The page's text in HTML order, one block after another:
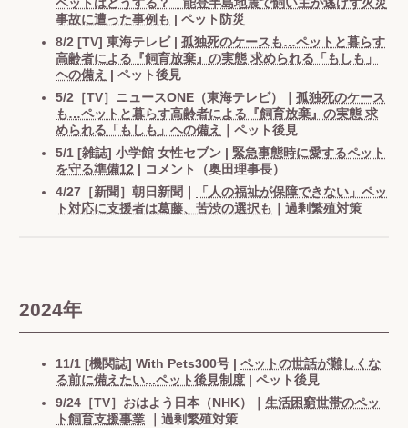
ペットはどうする？ 能登半島地震で飼い主が逃げず火災
事故に遭った事例も | ペット防災
8/2 [TV] 東海テレビ | 孤独死のケースも…ペットと暮らす
高齢者による『飼育放棄』の実態 求められる「もしも」
ヘの備え | ペット後見
5/2［TV］ニュースONE（東海テレビ）｜ 孤独死のケース
も…ペットと暮らす高齢者による『飼育放棄』の実態 求
められる「もしも」ヘの備え
｜ペット後見
5/1 [雑誌] 小学館 女性セブン | 緊急事態時に愛するペット
を守る準備12 | コメント（奥田理事長）
4/27［新聞］朝日新聞｜
「人の福祉が保障できない」ペッ
ト対応に支援者は葛藤、苦渋の選択も ｜過剰繁殖対策
2024年
11/1 [機関誌] With Pets300号 | ペットの世話が難しくな
る前に備えたい...ペット後見制度 | ペット後見
9/24［TV］おはよう日本（NHK）｜ 生活困窮世帯のペッ
ト飼育支援事業 ｜過剰繁殖対策